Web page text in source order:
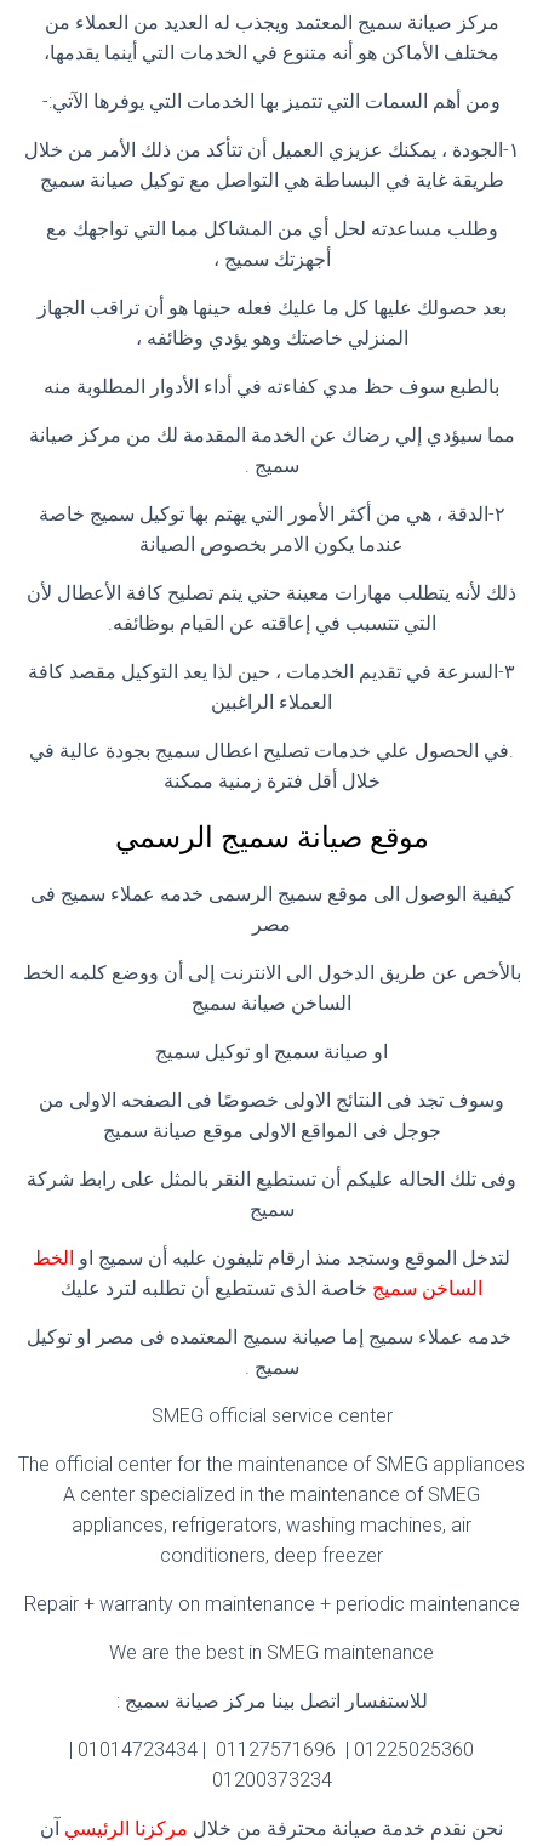
مركز صيانة سميج المعتمد ويجذب له العديد من العملاء من
مختلف الأماكن هو أنه متنوع في الخدمات التي أينما يقدمها،
ومن أهم السمات التي تتميز بها الخدمات التي يوفرها الآتي:-
١-الجودة ، يمكنك عزيزي العميل أن تتأكد من ذلك الأمر من خلال
طريقة غاية في البساطة هي التواصل مع توكيل صيانة سميج
وطلب مساعدته لحل أي من المشاكل مما التي تواجهك مع
أجهزتك سميج ،
بعد حصولك عليها كل ما عليك فعله حينها هو أن تراقب الجهاز
المنزلي خاصتك وهو يؤدي وظائفه ،
بالطبع سوف حظ مدي كفاءته في أداء الأدوار المطلوبة منه
مما سيؤدي إلي رضاك عن الخدمة المقدمة لك من مركز صيانة
سميج .
٢-الدقة ، هي من أكثر الأمور التي يهتم بها توكيل سميج خاصة
عندما يكون الامر بخصوص الصيانة
ذلك لأنه يتطلب مهارات معينة حتي يتم تصليح كافة الأعطال لأن
التي تتسبب في إعاقته عن القيام بوظائفه.
٣-السرعة في تقديم الخدمات ، حين لذا يعد التوكيل مقصد كافة
العملاء الراغبين
.في الحصول علي خدمات تصليح اعطال سميج بجودة عالية في
خلال أقل فترة زمنية ممكنة
موقع صيانة سميج الرسمي
كيفية الوصول الى موقع سميج الرسمى خدمه عملاء سميج فى
مصر
بالأخص عن طريق الدخول الى الانترنت إلى أن ووضع كلمه الخط
الساخن صيانة سميج
او صيانة سميج او توكيل سميج
وسوف تجد فى النتائج الاولى خصوصًا فى الصفحه الاولى من
جوجل فى المواقع الاولى موقع صيانة سميج
وفى تلك الحاله عليكم أن تستطيع النقر بالمثل على رابط شركة
سميج
لتدخل الموقع وستجد منذ ارقام تليفون عليه أن سميج او الخط
الساخن سميج خاصة الذى تستطيع أن تطلبه لترد عليك
خدمه عملاء سميج إما صيانة سميج المعتمده فى مصر او توكيل
سميج .
SMEG official service center
The official center for the maintenance of SMEG appliances
A center specialized in the maintenance of SMEG
appliances, refrigerators, washing machines, air
conditioners, deep freezer
Repair + warranty on maintenance + periodic maintenance
We are the best in SMEG maintenance
للاستفسار اتصل بينا مركز صيانة سميج :
01225025360 | 01127571696 | 01014723434 |
01200373234
نحن نقدم خدمة صيانة محترفة من خلال مركزنا الرئيسي آن